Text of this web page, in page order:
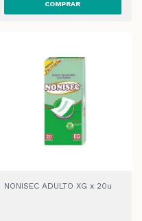
NONISEC ADULTO XG x 20u